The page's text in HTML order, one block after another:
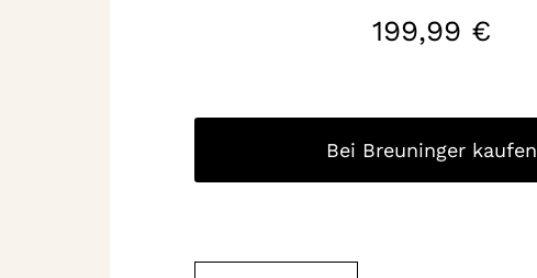
199,99 €
Bei Breuninger kaufen